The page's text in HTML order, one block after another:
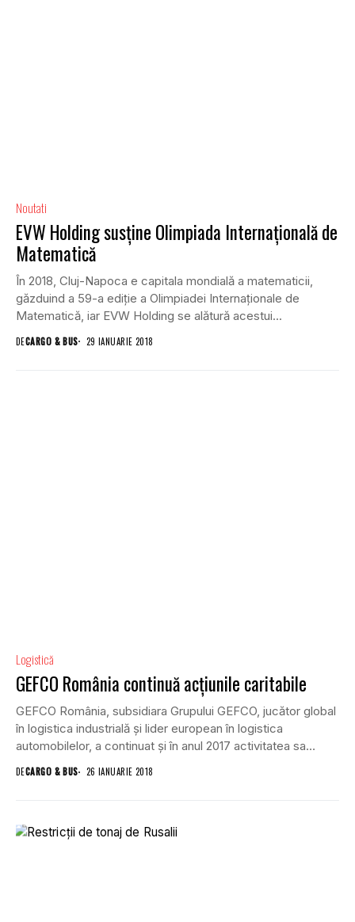
Noutati
EVW Holding susține Olimpiada Internațională de
Matematică
În 2018, Cluj-Napoca e capitala mondială a matematicii,
găzduind a 59-a ediție a Olimpiadei Internaționale de
Matematică, iar EVW Holding se alătură acestui...
DECARGO & BUS 29 IANUARIE 2018
Logistică
GEFCO România continuă acțiunile caritabile
GEFCO România, subsidiara Grupului GEFCO, jucător global
în logistica industrială și lider european în logistica
automobilelor, a continuat și în anul 2017 activitatea sa
caritabilă...
DECARGO & BUS 26 IANUARIE 2018